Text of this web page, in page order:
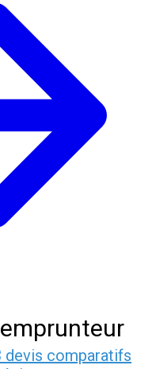
devis comparatifs